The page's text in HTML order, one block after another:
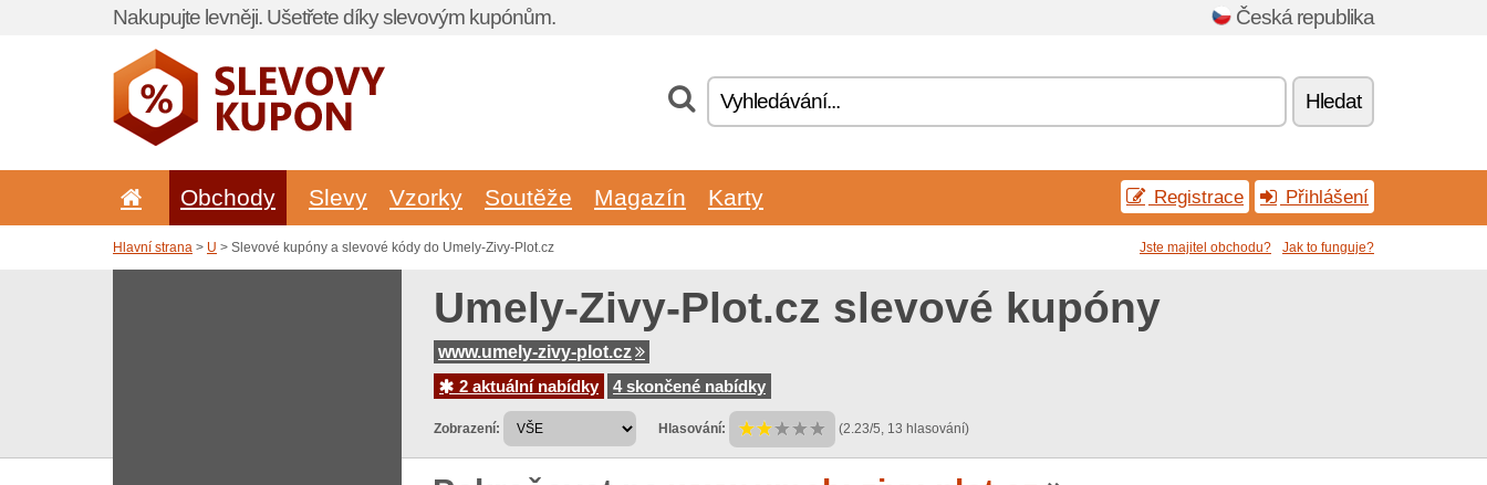
Nakupujte levněji. Ušetřete díky slevovým kupónům. Česká republika
Hledat
Obchody Slevy Vzorky Soutěže Magazín Karty Registrace Přihlášení
Hlavní strana > U > Slevové kupóny a slevové kódy do Umely-Zivy-Plot.cz Jste majitel obchodu? Jak to funguje?
Umely-Zivy-Plot.cz slevové kupóny
www.umely-zivy-plot.cz
2 aktuální nabídky
4 skončené nabídky
Zobrazení: Hlasování: (2.23/5, 13 hlasování)